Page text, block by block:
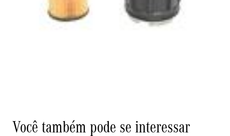
Você também pode se interessar